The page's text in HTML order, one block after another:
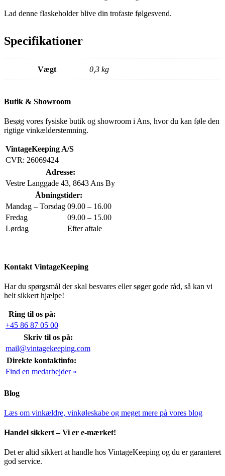
Lad denne flaskeholder blive din trofaste følgesvend.
Specifikationer
Vægt 0,3 kg
Butik & Showroom
Besøg vores fysiske butik og showroom i Ans, hvor du kan føle den
rigtige vinkælderstemning.
VintageKeeping A/S
CVR: 26069424
Adresse:
Vestre Langgade 43, 8643 Ans By
Åbningstider:
Mandag – Torsdag 09.00 – 16.00
Fredag
09.00 – 15.00
Lørdag
Efter aftale
Kontakt VintageKeeping
Har du spørgsmål der skal besvares eller søger gode råd, så kan vi
helt sikkert hjælpe!
Ring til os på:
+45 86 87 05 00
Skriv til os på:
mail@vintagekeeping.com
Direkte kontaktinfo:
Find en medarbejder »
Blog
Læs om vinkældre, vinkøleskabe og meget mere på vores blog
Handel sikkert – Vi er e-mærket!
Det er altid sikkert at handle hos VintageKeeping og du er garanteret
god service.